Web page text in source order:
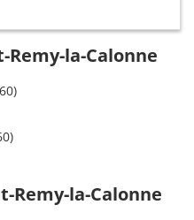
Remy-la-Calonne
Remy-la-Calonne